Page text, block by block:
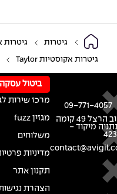
גיטרות גיטרות
גיטרות אקוסטיות Taylor
רחוב הרצל 49 קומה
מיקוד -
09-771-4057
ביטול עסקה
מרכז שירות
מגזין fuzz
משלוחים
מדיניות
תקנון אתר
הצהרת